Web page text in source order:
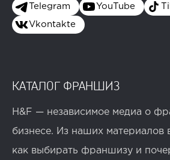
Telegram YouTube
Vkontakte
КАТАЛОГ ФРАНШИЗ
H&F — независимое медиа о
бизнесе. Из наших материалов
как выбирать франшизу и